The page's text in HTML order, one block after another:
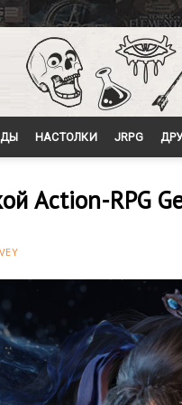
НАСТОЛКИ JRPG
Action-RPG